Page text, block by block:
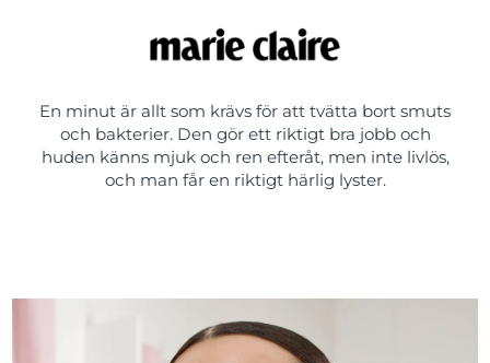
En minut är allt som krävs för att tvätta bort smuts
och bakterier. Den gör ett riktigt bra jobb och
huden känns mjuk och ren efteråt, men inte livlös,
och man får en riktigt härlig lyster.